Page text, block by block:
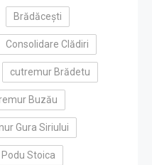
Brădăcești
Consolidare Clădiri
cutremur Brădetu
Buzău
Gura Siriului
Stoica